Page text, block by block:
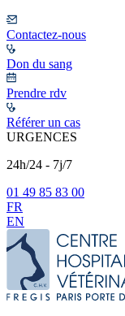
Contactez-nous
Don du sang
Prendre rdv
Référer un cas
URGENCES
24h/24 - 7j/7
01 49 85 83 00
FR
EN